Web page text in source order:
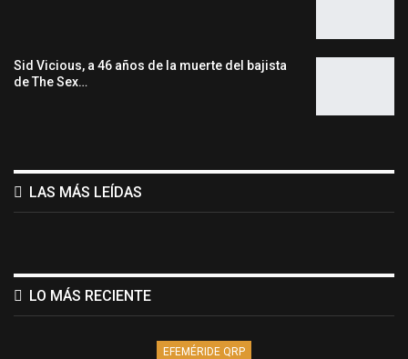
Sid Vicious, a 46 años de la muerte del bajista
de The Sex…
LAS MÁS LEÍDAS
LO MÁS RECIENTE
EFEMÉRIDE QRP